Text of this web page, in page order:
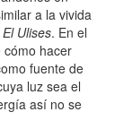
a la vivida
El Ulises. En el
cómo hacer
fuente de
luz sea el
así no se